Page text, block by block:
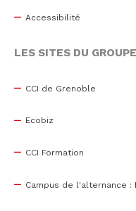
Accessibilité
LES SITES DU
CCI de Grenoble
Ecobiz
CCI Formation
Campus de l'alternance :